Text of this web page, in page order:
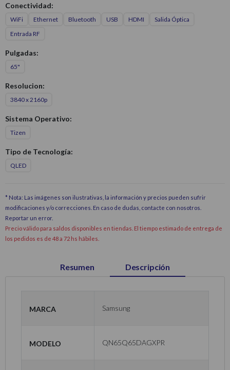
Conectividad:
WiFi Ethernet Bluetooth USB HDMI
Salida Óptica
Entrada RF
Pulgadas:
65"
Resolucion:
3840 x 2160p
Sistema Operativo:
Tizen
Tipo de Tecnología:
QLED
* Nota: Las imágenes son ilustrativas, la información y precios pueden sufrir
modificaciones y/o correcciones. En caso de dudas, contacte con nosotros.
Reportar un error.
Precio válido para saldos disponibles en tiendas. El tiempo estimado de entrega de
los pedidos es de 48 a 72 hs hábiles.
Resumen Descripción
Marca Samsung
Modelo QN65Q65DAGXPR